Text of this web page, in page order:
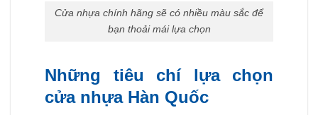
Cửa nhựa chính hãng sẽ có nhiều màu sắc để
bạn thoải mái lựa chọn
Những tiêu chí lựa chọn
cửa nhựa Hàn Quốc